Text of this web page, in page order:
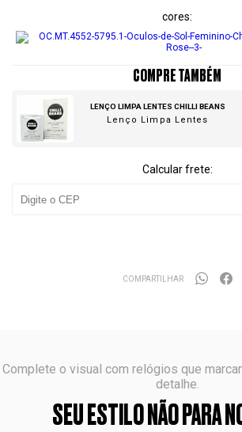
cores
COMPRE TAMBÉM
LENÇO LIMPA LENTES CHILLI BEANS
Lenço Limpa Lentes
Calcular frete:
COMPARTILHAR
Complete o visual com relógios que
detalhe.
SEU ESTILO NÃO PARA